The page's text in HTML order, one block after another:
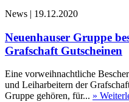
News | 19.12.2020
Neuenhauser Gruppe
Grafschaft Gutscheinen
Eine vorweihnachtliche
und Leiharbeitern der
Gruppe gehören, für... »